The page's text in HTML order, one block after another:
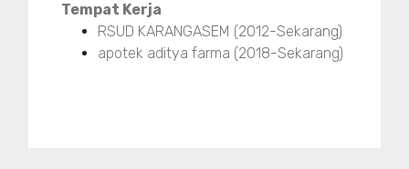
Tempat Kerja
RSUD KARANGASEM (2012-Sekarang)
apotek aditya farma (2018-Sekarang)